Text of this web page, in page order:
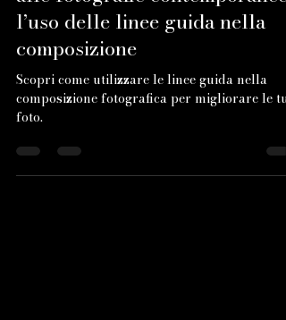
Dalle tele dei grandi maestri
alle fotografie contemporanee:
l’uso delle linee guida nella
composizione
Scopri come utilizzare le linee guida nella
composizione fotografica per migliorare le tue